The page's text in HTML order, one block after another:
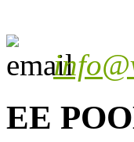
EE